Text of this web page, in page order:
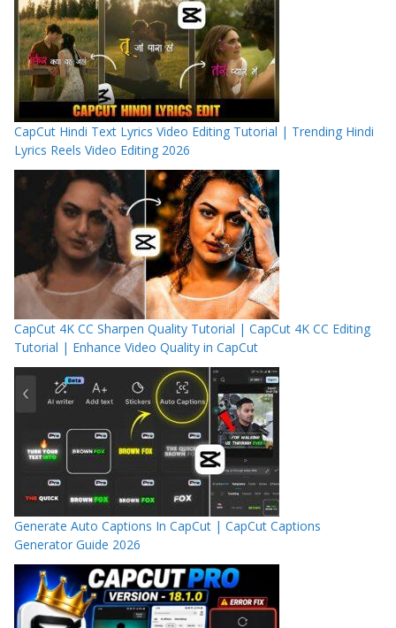
CapCut Hindi Text Lyrics Video Editing Tutorial | Trending Hindi
Lyrics Reels Video Editing 2026
CapCut 4K CC Sharpen Quality Tutorial | CapCut 4K CC Editing
Tutorial | Enhance Video Quality in CapCut
Generate Auto Captions In CapCut | CapCut Captions
Generator Guide 2026